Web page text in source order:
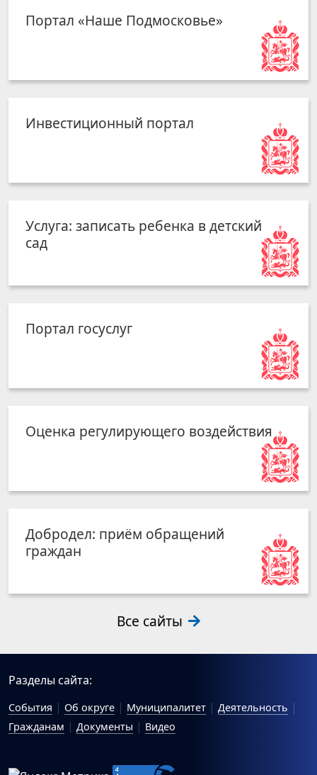
Портал «Наше Подмосковье»
Инвестиционный портал
Услуга: записать ребенка в детский
сад
Портал госуслуг
Оценка регулирующего воздействия
Добродел: приём обращений
граждан
Все сайты
Разделы сайта:
События Об округе Муниципалитет
Деятельность
Гражданам
Документы Видео